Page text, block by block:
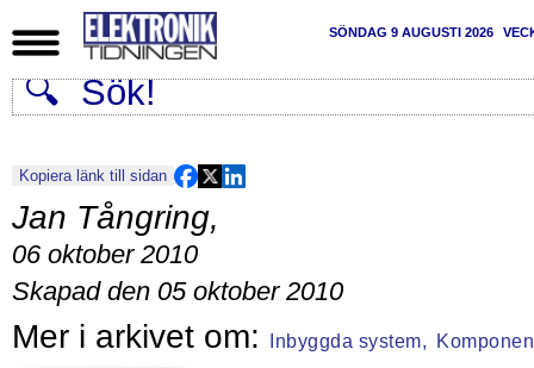
SÖNDAG 9 AUGUSTI 2026
Kopiera länk till sidan
Jan Tångring,
06 oktober 2010
Skapad den 05 oktober 2010
Inbyggda system,